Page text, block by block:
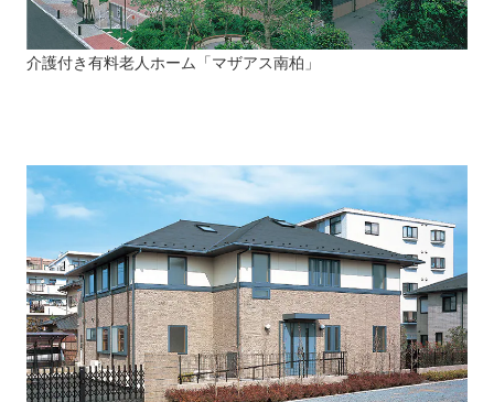
介護付き有料老人ホーム「マザアス南柏」